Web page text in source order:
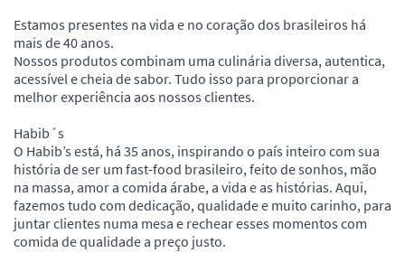
Estamos presentes na vida e no coração dos brasileiros há
mais de 40 anos.
Nossos produtos combinam uma culinária diversa, autentica,
acessível e cheia de sabor. Tudo isso para proporcionar a
melhor experiência aos nossos clientes.
Habib´s
O Habib’s está, há 35 anos, inspirando o país inteiro com sua
história de ser um fast-food brasileiro, feito de sonhos, mão
na massa, amor a comida árabe, a vida e as histórias. Aqui,
fazemos tudo com dedicação, qualidade e muito carinho, para
juntar clientes numa mesa e rechear esses momentos com
comida de qualidade a preço justo.